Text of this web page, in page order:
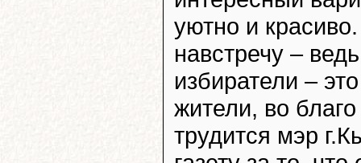
уютно и
навстречу –
избиратели –
жители, во
трудится мэр